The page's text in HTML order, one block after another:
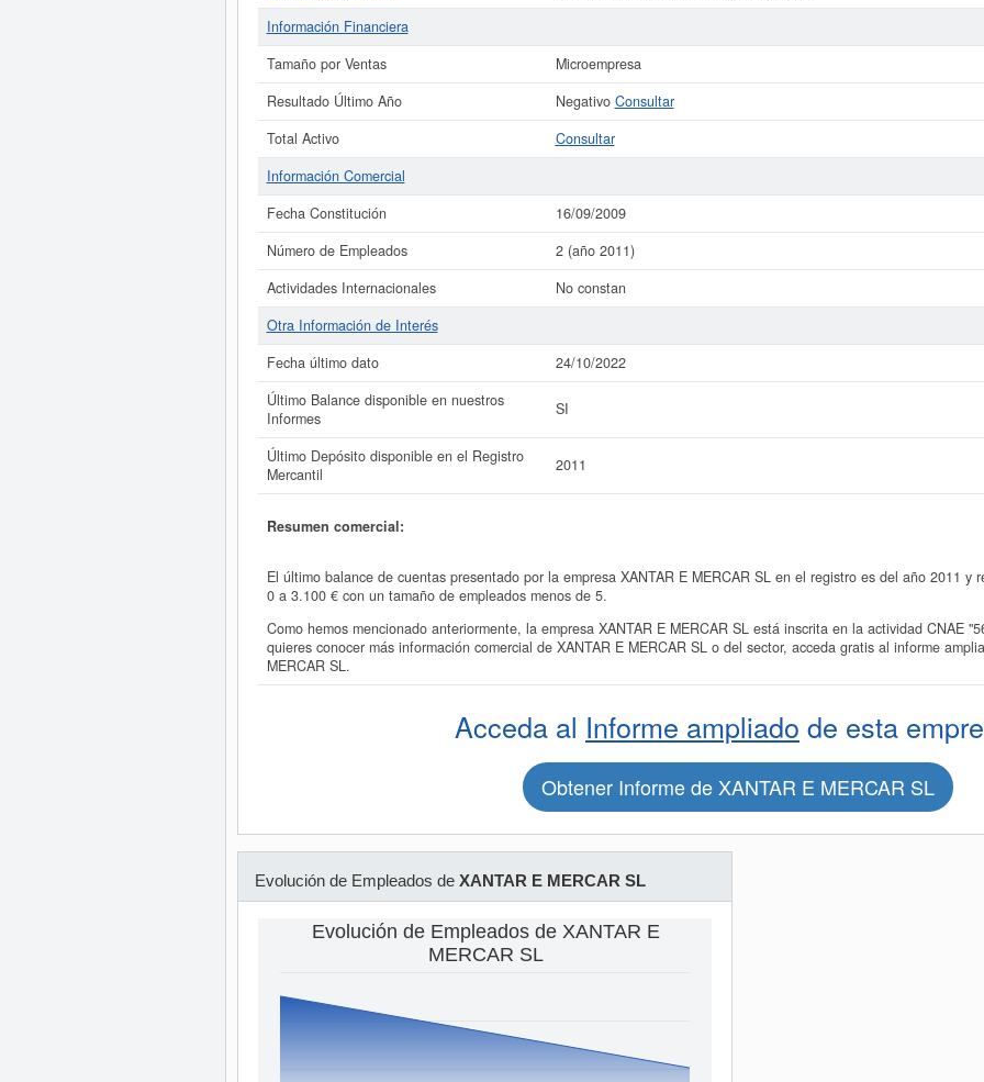
Información Financiera
Tamaño por Ventas
Microempresa
Resultado Último Año
Negativo Consultar
Total Activo
Consultar
Información Comercial
Fecha Constitución
16/09/2009
Número de Empleados
2 (año 2011)
Actividades Internacionales
No constan
Otra Información de Interés
Fecha último dato
24/10/2022
Último Balance disponible en nuestros
Informes
SI
Último Depósito disponible en el Registro
Mercantil
2011
Resumen comercial:
El último balance de cuentas presentado por la empresa XANTAR E MERCAR SL en el registro es del año 2011 y
0 a 3.100 € con un tamaño de empleados menos de 5.
Como hemos mencionado anteriormente, la empresa XANTAR E MERCAR SL está inscrita en la actividad CNAE
quieres conocer más información comercial de XANTAR E MERCAR SL o del sector, acceda gratis al informe
MERCAR SL.
Acceda al Informe ampliado de esta
Obtener Informe de XANTAR E MERCAR SL
Evolución de Empleados de XANTAR E MERCAR SL
Evolución de Empleados de XANTAR E
MERCAR SL